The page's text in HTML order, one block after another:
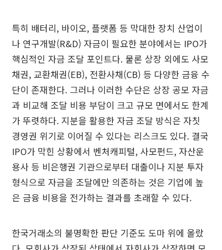
특히 배터리, 바이오, 플랫폼 등 막대한 장치 산업이
나 연구개발(R&D) 자금이 필요한 분야에서는 IPO가
핵심적인 자금 조달 포인트다. 물론 상장 외에도 사모
채권, 교환채권(EB), 전환사채(CB) 등 다양한 금융 수
단이 존재한다. 그러나 이러한 수단은 상장 공모 자금
과 비교해 조달 비용 부담이 크고 규모 면에서도 한계
가 뚜렷하다. 지분을 활용한 자금 조달 방식은 자칫
경영권 위기로 이어질 수 있다는 리스크도 있다. 결국
IPO가 막힌 상황에서 벤처캐피털, 사모펀드, 자산운
용사 등 비은행권 기관으로부터 대출이나 지분 투자
형식으로 자금을 조달에만 의존하는 것은 기업에 높
은 금융 비용을 전가하는 결과를 초래할 수 있다.
한국거래소의 불명확한 판단 기준도 도마 위에 올랐